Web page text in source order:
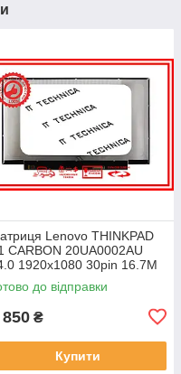
Lenovo THINKPAD
CARBON 20UA0002AU
1920x1080 30pin 16.7M
NTSC 300 cd/m² для
до відправки
₴
Купити